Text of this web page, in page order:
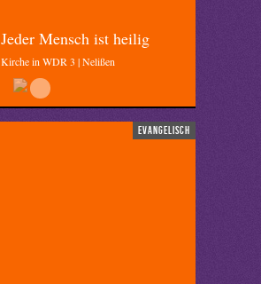
Jeder Mensch ist heilig
Kirche in WDR 3 | Nelißen
evangelisch